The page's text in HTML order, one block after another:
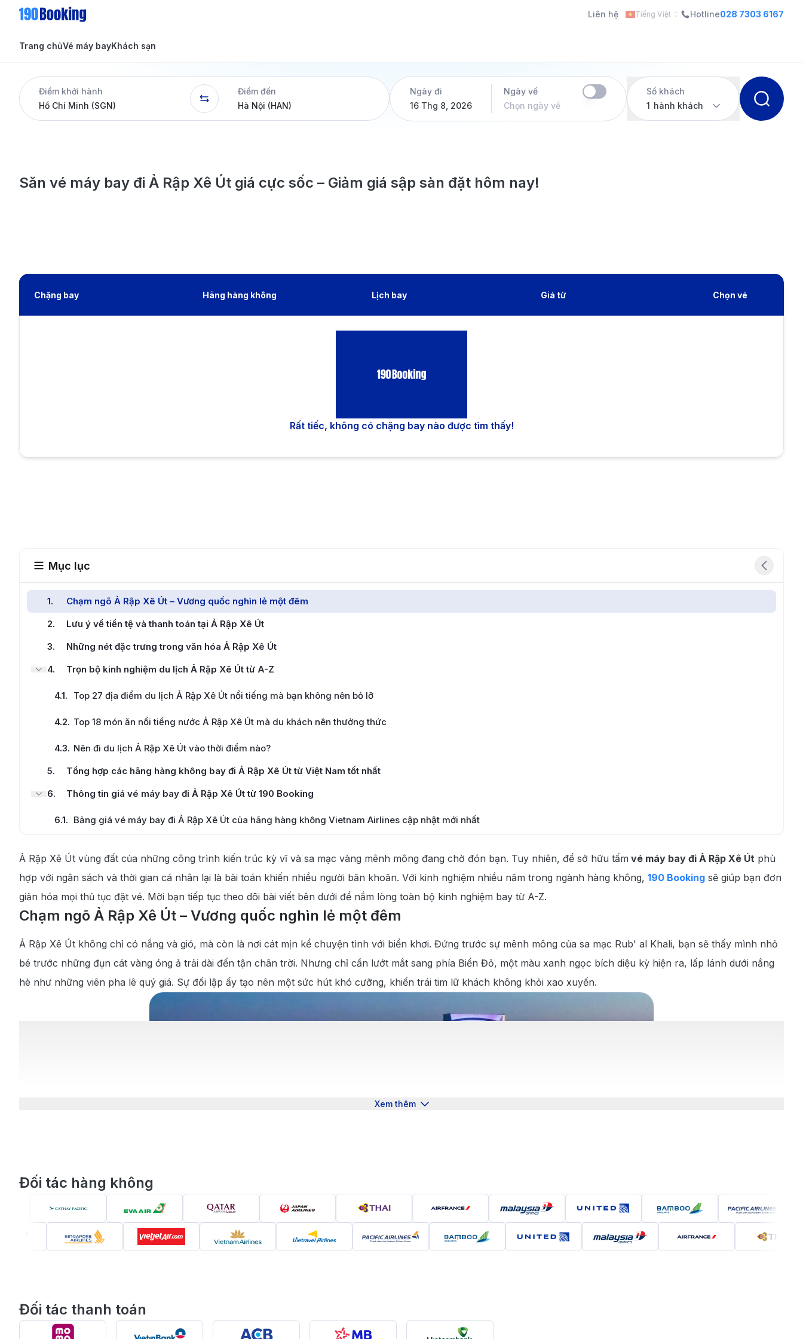
Liên hệ Tiếng Việt Hotline028 7303 6167
Trang chủVé máy bay
Tin tức
Dịch vụ
Khách sạn
Tin tức
Điểm khởi hành
Điểm đến
Ngày đi
16 Thg 8, 2026
Ngày về
Chọn ngày về
Số khách
1 hành khách
Săn vé máy bay đi Ả Rập Xê Út giá cực sốc – Giảm giá sập sàn đặt hôm nay!
Chặng bay Hãng hàng không Lịch bay Giá từ Chọn vé
Rất tiếc, không có chặng bay nào được tìm thấy!
Mục lục
1.
Chạm ngõ Ả Rập Xê Út – Vương quốc nghìn lẻ một đêm
2.
Lưu ý về tiền tệ và thanh toán tại Ả Rập Xê Út
3.
Những nét đặc trưng trong văn hóa Ả Rập Xê Út
4. Trọn bộ kinh nghiệm du lịch Ả Rập Xê Út từ A-Z
4.1. Top 27 địa điểm du lịch Ả Rập Xê Út nổi tiếng mà bạn không nên bỏ lỡ
4.2. Top 18 món ăn nổi tiếng nước Ả Rập Xê Út mà du khách nên thưởng thức
4.3. Nên đi du lịch Ả Rập Xê Út vào thời điểm nào?
5.
Tổng hợp các hãng hàng không bay đi Ả Rập Xê Út từ Việt Nam tốt nhất
6. Thông tin giá vé máy bay đi Ả Rập Xê Út từ 190 Booking
6.1. Bảng giá vé máy bay đi Ả Rập Xê Út của hãng hàng không Vietnam Airlines cập nhật mới nhất
.
Bảng giá vé máy bay đi Ả Rập Xê Út của hãng hàng không China Southern Airlines cập nhật mới nhất
7. Thủ tục làm visa Ả Rập Xê Út mới nhất bạn cần biết
7.1 . Hồ sơ làm Visa Ả Rập Xê Út
7.2. Các loại giấy tờ chứng minh
Quy trình các bước xin Visa Ả Rập Xê Út
Chính sách hành lý chuẩn trên chuyến bay đến Ả Rập Xê Út
Quy định chi tiết về hành lý xách tay (Carry-on Baggage)
Làm sao để sở hữu vé máy bay đi Ả Rập Xê Út với chi phí tiết kiệm?
11. Đặc quyền dành riêng cho khách hàng khi đặt vé tại 190 Booking
Ả Rập Xê Út vùng đất của những công trình kiến trúc kỳ vĩ và sa mạc vàng mênh mông đang chờ đón bạn. Tuy nhiên, để sở hữu tấm vé máy bay đi Ả Rập Xê Út phù
hợp với ngân sách và thời gian cá nhân lại là bài toán khiến nhiều người băn khoăn. Với kinh nghiệm nhiều năm trong ngành hàng không, 190 Booking sẽ giúp bạn đơn
giản hóa mọi thủ tục đặt vé. Mời bạn tiếp tục theo dõi bài viết bên dưới để nắm lòng toàn bộ kinh nghiệm bay từ A-Z.
Chạm ngõ Ả Rập Xê Út – Vương quốc nghìn lẻ một đêm
Ả Rập Xê Út không chỉ có nắng và gió, mà còn là nơi cát mịn kể chuyện tình với biển khơi. Đứng trước sự mênh mông của sa mạc Rub' al Khali, bạn sẽ thấy mình nhỏ
bé trước những đụn cát vàng óng ả trải dài đến tận chân trời. Nhưng chỉ cần lướt mắt sang phía Biển Đỏ, một màu xanh ngọc bích diệu kỳ hiện ra, lấp lánh dưới nắng
hè như những viên pha lê quý giá. Sự đối lập ấy tạo nên một sức hút khó cưỡng, khiến trái tim lữ khách không khỏi xao xuyến.
Xem thêm
Đối tác hàng không
Đối tác thanh toán